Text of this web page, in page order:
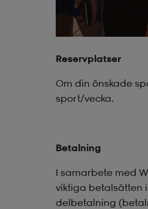
Reservplatser
Om din önskade
sport/vecka.
Betalning
I samarbete med
viktiga betalsätten
delbetalning